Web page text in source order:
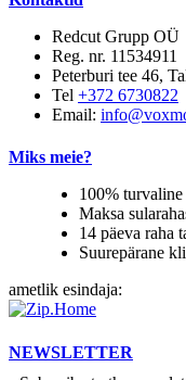
Redcut Grupp OÜ
Reg. nr. 11534911
Peterburi tee 46,
Tel +372 6730822
Email:
Miks meie?
100%
Maksa
14 päeva raha
Suurepärane
ametlik esindaja:
NEWSLETTER